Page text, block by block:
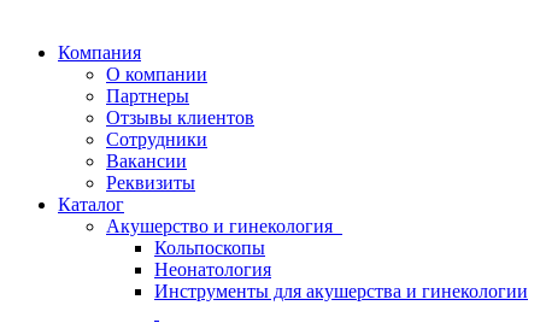
Компания
О компании
Партнеры
Отзывы клиентов
Сотрудники
Вакансии
Реквизиты
Каталог
Акушерство и гинекология
Кольпоскопы
Неонатология
Инструменты для акушерства и гинекологии